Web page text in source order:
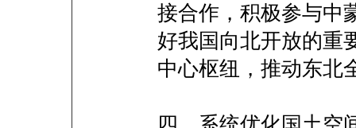
接合作，积极参与中
好我国向北开放的重
中心枢纽，推动东北